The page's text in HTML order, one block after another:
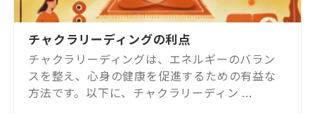
チャクラリーディングの利点
チャクラリーディングは、エネルギーのバラン
スを整え、心身の健康を促進するための有益な
方法です。以下に、チャクラリーディン ...